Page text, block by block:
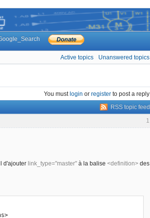
Active topics Unanswered topics
You mustlogin or register to post a reply
RSS topic feed
1
d'ajouter link_type="master" à la balise <definition> des